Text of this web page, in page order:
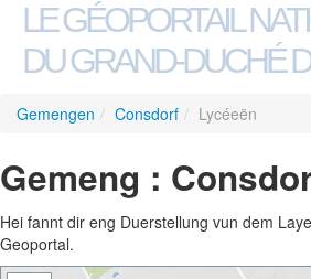
LE GÉOPORTAIL
DU GRAND-DUCHÉ
Gemengen / Consdorf / Lycéeën
Gemeng :
Hei fannt dir eng Duerstellung vun dem
Geoportal.